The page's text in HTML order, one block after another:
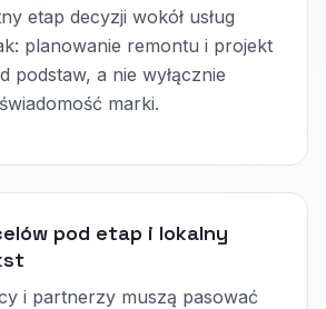
etap decyzji wokół usług
planowanie remontu i projekt
podstaw, a nie wyłącznie
marki.
pod etap i lokalny
i partnerzy muszą pasować